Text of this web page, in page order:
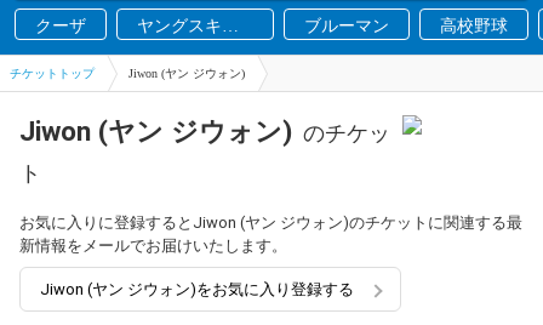
クーザ
ヤングスキニ
ー
ブルーマン 高校野球
チケットトップ Jiwon (ヤン ジウォン)
Jiwon (ヤン ジウォン) のチケッ
ト
お気に入りに登録するとJiwon (ヤン ジウォン)のチケットに関連する最
新情報をメールでお届けいたします。
Jiwon (ヤン ジウォン)をお気に入り登録する